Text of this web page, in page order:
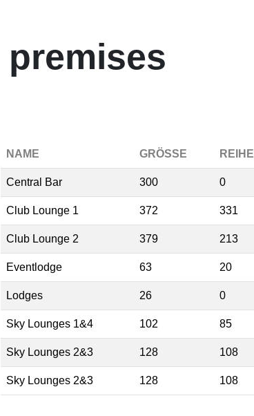
premises
NAME GRÖSSE REIHE
Central Bar 300 0
Club Lounge 1 372 331
Club Lounge 2 379 213
Eventlodge 63 20
Lodges 26 0
Sky Lounges 1&4 102 85
Sky Lounges 2&3 128 108
Sky Lounges 2&3 128 108